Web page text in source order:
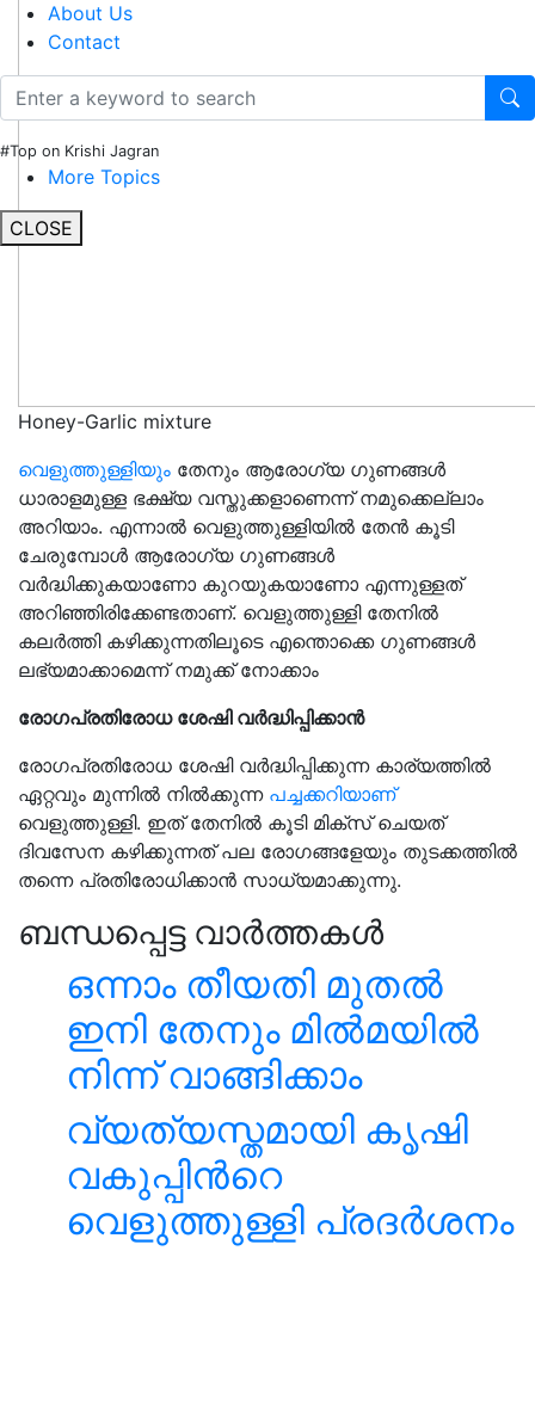
About Us
Contact
#Top on Krishi Jagran
More Topics
CLOSE
Honey-Garlic mixture
വെളുത്തുള്ളിയും തേനും ആരോഗ്യ ഗുണങ്ങള്‍
ധാരാളമുള്ള ഭക്ഷ്യ വസ്തുക്കളാണെന്ന്‌ നമുക്കെല്ലാം
അറിയാം. എന്നാല്‍ വെളുത്തുള്ളിയില്‍ തേന്‍ കൂടി
ചേരുമ്പോള്‍ ആരോഗ്യ ഗുണങ്ങള്‍
വര്‍ദ്ധിക്കുകയാണോ കുറയുകയാണോ എന്നുള്ളത്
അറിഞ്ഞിരിക്കേണ്ടതാണ്. വെളുത്തുള്ളി തേനിൽ
കലർത്തി കഴിക്കുന്നതിലൂടെ എന്തൊക്കെ ഗുണങ്ങള്‍
ലഭ്യമാക്കാമെന്ന് നമുക്ക് നോക്കാം
രോഗപ്രതിരോധ ശേഷി വര്‍ദ്ധിപ്പിക്കാന്‍
രോഗപ്രതിരോധ ശേഷി വര്‍ദ്ധിപ്പിക്കുന്ന കാര്യത്തില്‍
ഏറ്റവും മുന്നില്‍ നില്‍ക്കുന്ന പച്ചക്കറിയാണ്
വെളുത്തുള്ളി. ഇത് തേനില്‍ കൂടി മിക്‌സ് ചെയത്
ദിവസേന കഴിക്കുന്നത് പല രോഗങ്ങളേയും തുടക്കത്തില്‍
തന്നെ പ്രതിരോധിക്കാന്‍ സാധ്യമാക്കുന്നു.
ബന്ധപ്പെട്ട വാർത്തകൾ
ഒന്നാം തീയതി മുതൽ
ഇനി തേനും മിൽമയിൽ
നിന്ന് വാങ്ങിക്കാം
വ്യത്യസ്തമായി കൃഷി
വകുപ്പിന്‍റെ
വെളുത്തുള്ളി പ്രദര്‍ശനം